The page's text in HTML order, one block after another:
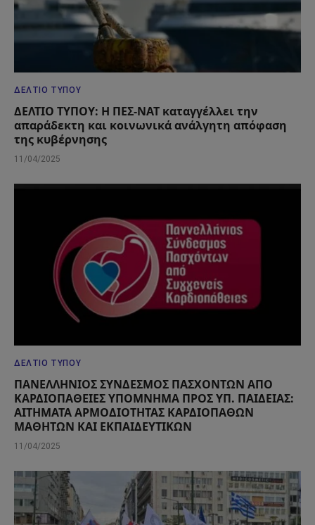
ΔΕΛΤΊΟ ΤΎΠΟΥ
ΔΕΛΤΙΟ ΤΥΠΟΥ: Η ΠΕΣ-ΝΑΤ καταγγέλλει την
απαράδεκτη και κοινωνικά ανάλγητη απόφαση
της κυβέρνησης
11/04/2025
ΔΕΛΤΊΟ ΤΎΠΟΥ
ΠΑΝΕΛΛΗΝΙΟΣ ΣΥΝΔΕΣΜΟΣ ΠΑΣΧΟΝΤΩΝ ΑΠΟ
ΚΑΡΔΙΟΠΑΘΕΙΕΣ ΥΠΟΜΝΗΜΑ ΠΡΟΣ ΥΠ. ΠΑΙΔΕΙΑΣ:
ΑΙΤΗΜΑΤΑ ΑΡΜΟΔΙΟΤΗΤΑΣ ΚΑΡΔΙΟΠΑΘΩΝ
ΜΑΘΗΤΩΝ ΚΑΙ ΕΚΠΑΙΔΕΥΤΙΚΩΝ
11/04/2025